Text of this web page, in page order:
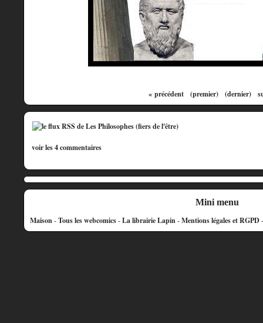
« précédent (premier) (dernier)
voir les 4 commentaires
Mini menu
Maison-Tous les webcomics-La librairie Lapin-Mentions légales et RGPD